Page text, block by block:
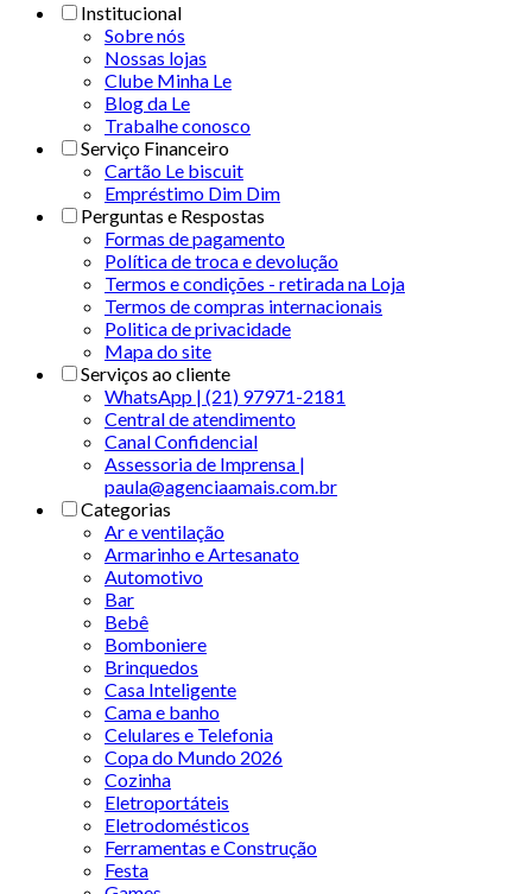
Institucional
Sobre nós
Nossas lojas
Clube Minha Le
Blog da Le
Trabalhe conosco
Serviço Financeiro
Cartão Le biscuit
Empréstimo Dim Dim
Perguntas e Respostas
Formas de pagamento
Política de troca e devolução
Termos e condições - retirada na Loja
Termos de compras internacionais
Politica de privacidade
Mapa do site
Serviços ao cliente
WhatsApp | (21) 97971-2181
Central de atendimento
Canal Confidencial
Assessoria de Imprensa |
paula@agenciaamais.com.br
Categorias
Ar e ventilação
Armarinho e Artesanato
Automotivo
Bar
Bebê
Bomboniere
Brinquedos
Casa Inteligente
Cama e banho
Celulares e Telefonia
Copa do Mundo 2026
Cozinha
Eletroportáteis
Eletrodomésticos
Ferramentas e Construção
Festa